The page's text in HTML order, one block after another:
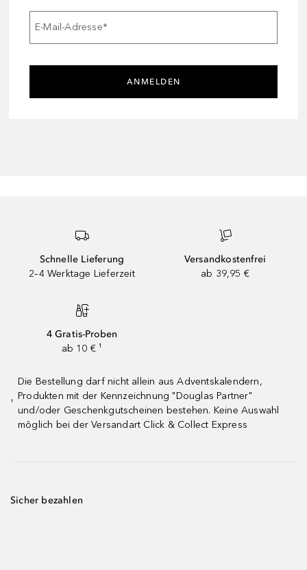
E-Mail-Adresse*
ANMELDEN
Schnelle Lieferung
2–4 Werktage Lieferzeit
Versandkostenfrei
ab 39,95 €
4 Gratis-Proben
ab 10 € ¹
¹
Die Bestellung darf nicht allein aus Adventskalendern,
Produkten mit der Kennzeichnung "Douglas Partner"
und/oder Geschenkgutscheinen bestehen. Keine Auswahl
möglich bei der Versandart Click & Collect Express
Sicher bezahlen